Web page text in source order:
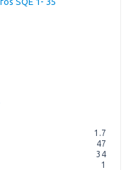
1.7
47
34
1